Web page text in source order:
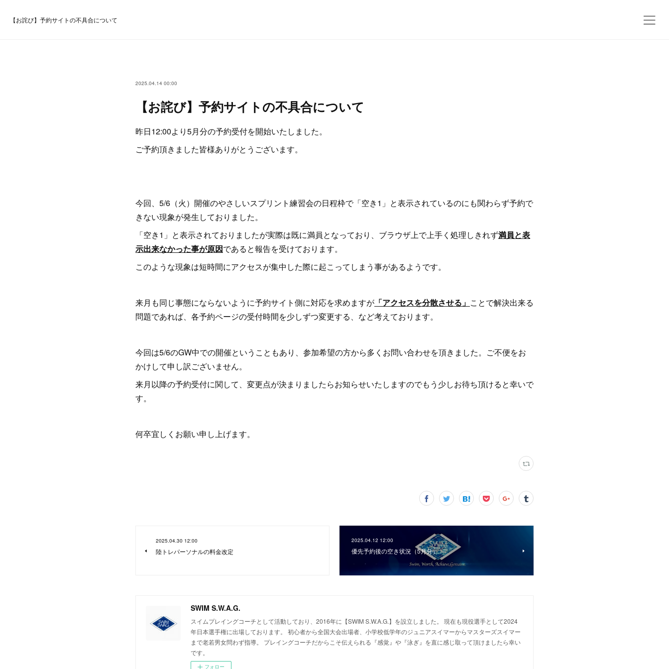
【お詫び】予約サイトの不具合について
2025.04.14 00:00
【お詫び】予約サイトの不具合について
昨日12:00より5月分の予約受付を開始いたしました。
ご予約頂きました皆様ありがとうございます。
今回、5/6（火）開催のやさしいスプリント練習会の日程枠で「空き1」と表示されているのにも関わらず予約で
きない現象が発生しておりました。
「空き1」と表示されておりましたが実際は既に満員となっており、ブラウザ上で上手く処理しきれず満員と表
示出来なかった事が原因であると報告を受けております。
このような現象は短時間にアクセスが集中した際に起こってしまう事があるようです。
来月も同じ事態にならないように予約サイト側に対応を求めますが 「アクセスを分散させる」 ことで解決出来る
問題であれば、各予約ページの受付時間を少しずつ変更する、など考えております。
今回は5/6のGW中での開催ということもあり、参加希望の方から多くお問い合わせを頂きました。ご不便をお
かけして申し訳ございません。
来月以降の予約受付に関して、変更点が決まりましたらお知らせいたしますのでもう少しお待ち頂けると幸いで
す。
何卒宜しくお願い申し上げます。
2025.04.30 12:00
陸トレパーソナルの料金改定
2025.04.12 12:00
優先予約後の空き状況（5月分）
SWIM S.W.A.G.
スイムプレイングコーチとして活動しており、2016年に【SWIM S.W.A.G.】を設立しました。 現在も現役選手として2024
年日本選手権に出場しております。 初心者から全国大会出場者、小学校低学年のジュニアスイマーからマスターズスイマー
まで老若男女問わず指導。 プレイングコーチだからこそ伝えられる『感覚』や『泳ぎ』を直に感じ取って頂けましたら幸い
です。
フォロー